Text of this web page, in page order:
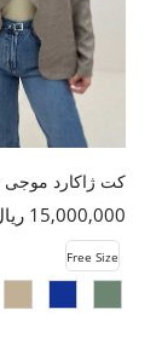
15,000,000 ریال
Free Size